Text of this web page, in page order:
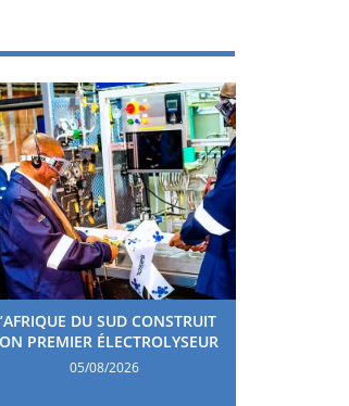
DU SUD CONSTRUIT
PREMIER ÉLECTROLYSEUR
05/08/2026